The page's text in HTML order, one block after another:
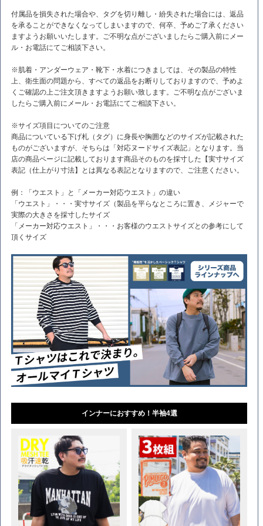
付属品を損失された場合や、タグを切り離し・紛失された場合には、返品
を承ることができなくなってしまいますので、何卒、予めご了承ください
ますようお願いいたします。ご不明な点がございましたらご購入前にメー
ル・お電話にてご相談下さい。
※肌着・アンダーウェア・靴下・水着につきましては、その製品の特性
上、衛生面の問題から、すべての返品をお断りしておりますので、予めよ
くご確認の上ご注文頂きますようお願い致します。ご不明な点がございま
したらご購入前にメール・お電話にてご相談下さい。
※サイズ項目についてのご注意
商品についている下げ札（タグ）に身長や胸囲などのサイズが記載された
ものがございますが、そちらは「対応ヌードサイズ表記」となります。当
店の商品ページに記載しております商品そのものを採寸した【実寸サイズ
表記（仕上がり寸法】とは異なる表記となりますので、ご注意ください。
例：「ウエスト」と「メーカー対応ウエスト」の違い
「ウエスト」・・・実寸サイズ（製品を平らなところに置き、メジャーで
実際の大きさを採寸したサイズ
「メーカー対応ウエスト」・・・お客様のウエストサイズとの参考にして
頂くサイズ
インナーにおすすめ！半袖4選